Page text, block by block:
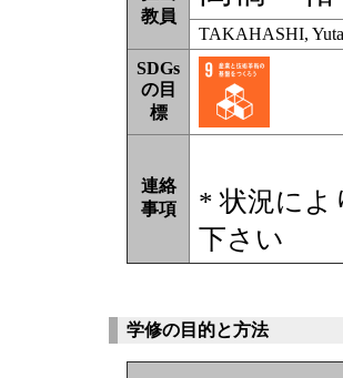
教員
TAKAHASHI,
SDGs
の目
標
連絡
事項
* 状況によ
下さい
学修の目的と方法